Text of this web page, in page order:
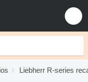
Liebherr R-series